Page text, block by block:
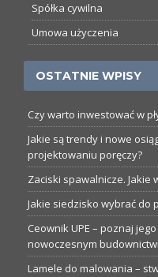
Spółka cywilna
Umowa użyczenia
OSTATNIE WPISY
Czy warto inwestować w
Jakie są trendy i nowe
projektowaniu poręczy?
Zaciski spawalnicze.
Jakie siedzisko wybrać do
Ceownik UPE – poznaj
nowoczesnym
Lamele do malowania –